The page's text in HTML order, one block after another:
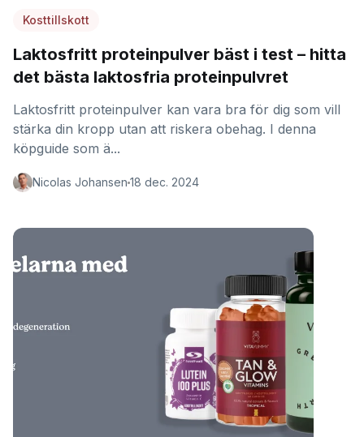
Kosttillskott
Laktosfritt proteinpulver bäst i test – hitta
det bästa laktosfria proteinpulvret
Laktosfritt proteinpulver kan vara bra för dig som vill
stärka din kropp utan att riskera obehag. I denna
köpguide som ä...
Nicolas Johansen 18 dec. 2024